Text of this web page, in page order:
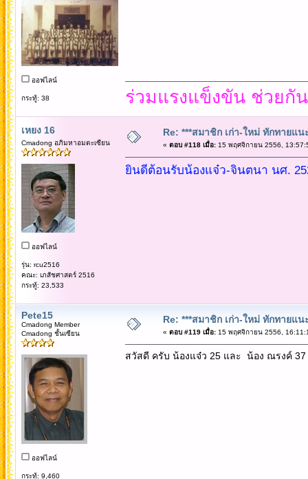
ออฟไลน์
กระทู้: 38 ร่วมแรงแข็งขัน ช่วย
เหยง 16
Cmadong อภิมหาอมตะเซียน
ออฟไลน์
รุ่น: rcu2516
คณะ: เภสัชศาสตร์ 2516
กระทู้: 23,533
Re: ***สมาชิก เก่า-ใหม่ ทักทายแ
« ตอบ #118 เมื่อ:15 พฤศจิกายน 2556,
ยินดีต้อนรับน้องแจ๋ว-จินตนา นศ.
Pete15
Cmadong Member
Cmadong ชั้นเซียน
ออฟไลน์
กระทู้: 9,460
Re: ***สมาชิก เก่า-ใหม่ ทักทายแ
« ตอบ #119 เมื่อ:15 พฤศจิกายน 2556,
สวัสดี ครับ น้องแจ๋ว 25 และ น้อง ณรงค์ 37